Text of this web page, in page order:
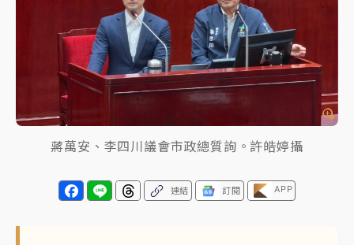
周六起展出延長至晚上7時
台東農業處長涉圖利渡假村！東檢抗告成功 今重開羈
父親節泡湯了！中颱白海豚雨彈轟3天 「紅到發紫」降
雨熱區曝
蔣萬安、李四川議會市政總質詢。許皓婷攝
連結 訂閱 APP